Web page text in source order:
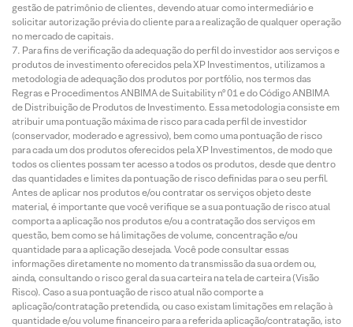
gestão de patrimônio de clientes, devendo atuar como intermediário e
solicitar autorização prévia do cliente para a realização de qualquer operação
no mercado de capitais.
Para fins de verificação da adequação do perfil do investidor aos serviços e
produtos de investimento oferecidos pela XP Investimentos, utilizamos a
metodologia de adequação dos produtos por portfólio, nos termos das
Regras e Procedimentos ANBIMA de Suitability nº 01 e do Código ANBIMA
de Distribuição de Produtos de Investimento. Essa metodologia consiste em
atribuir uma pontuação máxima de risco para cada perfil de investidor
(conservador, moderado e agressivo), bem como uma pontuação de risco
para cada um dos produtos oferecidos pela XP Investimentos, de modo que
todos os clientes possam ter acesso a todos os produtos, desde que dentro
das quantidades e limites da pontuação de risco definidas para o seu perfil.
Antes de aplicar nos produtos e/ou contratar os serviços objeto deste
material, é importante que você verifique se a sua pontuação de risco atual
comporta a aplicação nos produtos e/ou a contratação dos serviços em
questão, bem como se há limitações de volume, concentração e/ou
quantidade para a aplicação desejada. Você pode consultar essas
informações diretamente no momento da transmissão da sua ordem ou,
ainda, consultando o risco geral da sua carteira na tela de carteira (Visão
Risco). Caso a sua pontuação de risco atual não comporte a
aplicação/contratação pretendida, ou caso existam limitações em relação à
quantidade e/ou volume financeiro para a referida aplicação/contratação, isto